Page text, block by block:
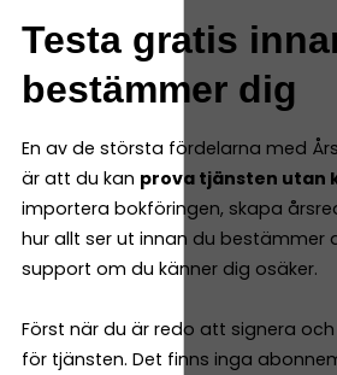
Testa gratis
bestämmer dig
En av de största fördelarna med
är att du kan prova tjänsten utan
importera bokföringen, skapa
hur allt ser ut innan du bestämmer
support om du känner dig osäker.
Först när du är redo att signera
för tjänsten. Det finns inga